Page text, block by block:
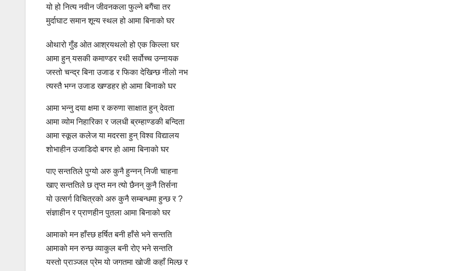
यो हो नित्य नवीन जीवनकला फुल्ने बगैंचा तर
मुर्दाघाट समान शून्य स्थल हो आमा बिनाको घर
ओथारो गुँड ओत आश्रयथलो हो एक किल्ला घर
आमा हुन् यसकी कमाण्डर रथी सर्वोच्च उन्नायक
जस्तो चन्द्र बिना उजाड र फिका देखिन्छ नीलो नभ
त्यस्तै भग्न उजाड खण्डहर हो आमा बिनाको घर
आमा भन्नु दया क्षमा र करुणा साक्षात हुन् देवता
आमा व्योम निहारिका र जलधी ब्रम्हाण्डकी बन्दिता
आमा स्कूल कलेज या मदरसा हुन् विश्व विद्यालय
शोभाहीन उजाडिदो बगर हो आमा बिनाको घर
पाए सन्ततिले पुग्यो अरु कुनै हुन्नन् निजी चाहना
खाए सन्ततिले छ तृप्त मन त्यो छैनन् कुनै तिर्सना
यो उत्सर्ग विचित्रको अरु कुनै सम्बन्धमा हुन्छ र ?
संज्ञाहीन र प्राणहीन पुतला आमा बिनाको घर
आमाको मन हाँस्छ हर्षित बनी हाँसे भने सन्तति
आमाको मन रुन्छ व्याकुल बनी रोए भने सन्तति
यस्तो प्राञ्जल प्रेम यो जगतमा खोजी कहाँ मिल्छ र